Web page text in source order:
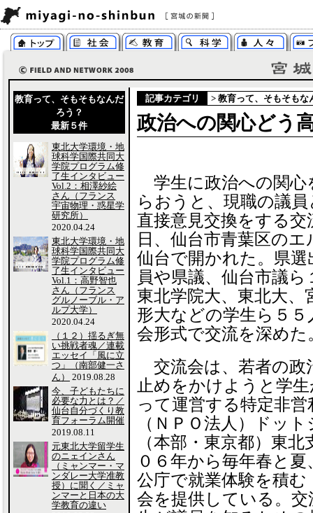
記事カテゴリ > 教育って、そもそもな
政治への関心どう
学生に政治への関心
らおうと、現職の議
直接意見交換をする交
日、仙台市青葉区の
仙台で開かれた。県選
員や県議、仙台市議ら
東北学院大、東北大、
形大などの学生ら５５
会形式で交流を深めた
交流会は、若者の政
止めをかけようと学
って運営する特定非営
（ＮＰＯ法人）ドッ
（本部・東京都）東
０６年から毎年春と
公庁で就業体験を積
会を提供している。
教育って、そもそもなんだ
ろう？
最新５件
東北大学環境・地
球科学国際共同大
学院プログラム修
了生インタビュー
Vol.2：相澤紗絵
さん（フランス
宇宙物理・惑星学
研究所）
2020.04.24
東北大学環境・地
球科学国際共同大
学院プログラム修
了生インタビュー
Vol.1：高野智也
さん（フランス
グルノーブル・ア
ルプ大学）
2020.04.24
（１２）揺るぎ無
い挑戦者魂／連載
エッセイ「風に立
つ」（南部健一さ
ん）
2019.08.28
今、子どもたちに
必要な力とは？／
仙台自分づくり教
育フォーラム開催
2019.08.11
元東北大学留学生
のニェインさん
（ミャンマー・マ
ンダレー大学准教
授）に聞く／ミャ
ンマーと日本の大
学教育の違い